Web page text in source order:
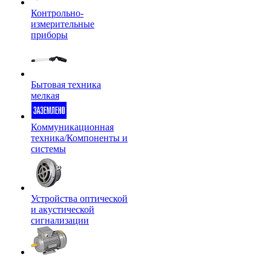
Контрольно-
измерительные
приборы
Бытовая техника
мелкая
Коммуникационная
техника/Компоненты и
системы
Устройства оптической
и акустической
сигнализации